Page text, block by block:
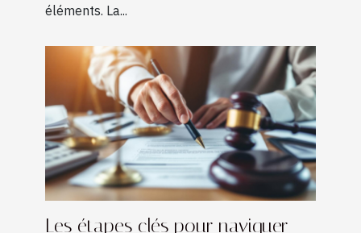
éléments. La...
Les étapes clés pour naviguer